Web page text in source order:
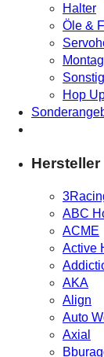
Halter
Öle &
Hop
Hersteller
ABC
ACME
Active
AKA
Align
Auto
Axial